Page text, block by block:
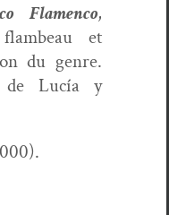
Fla­men­co,
et
du genre.
de Lucía y